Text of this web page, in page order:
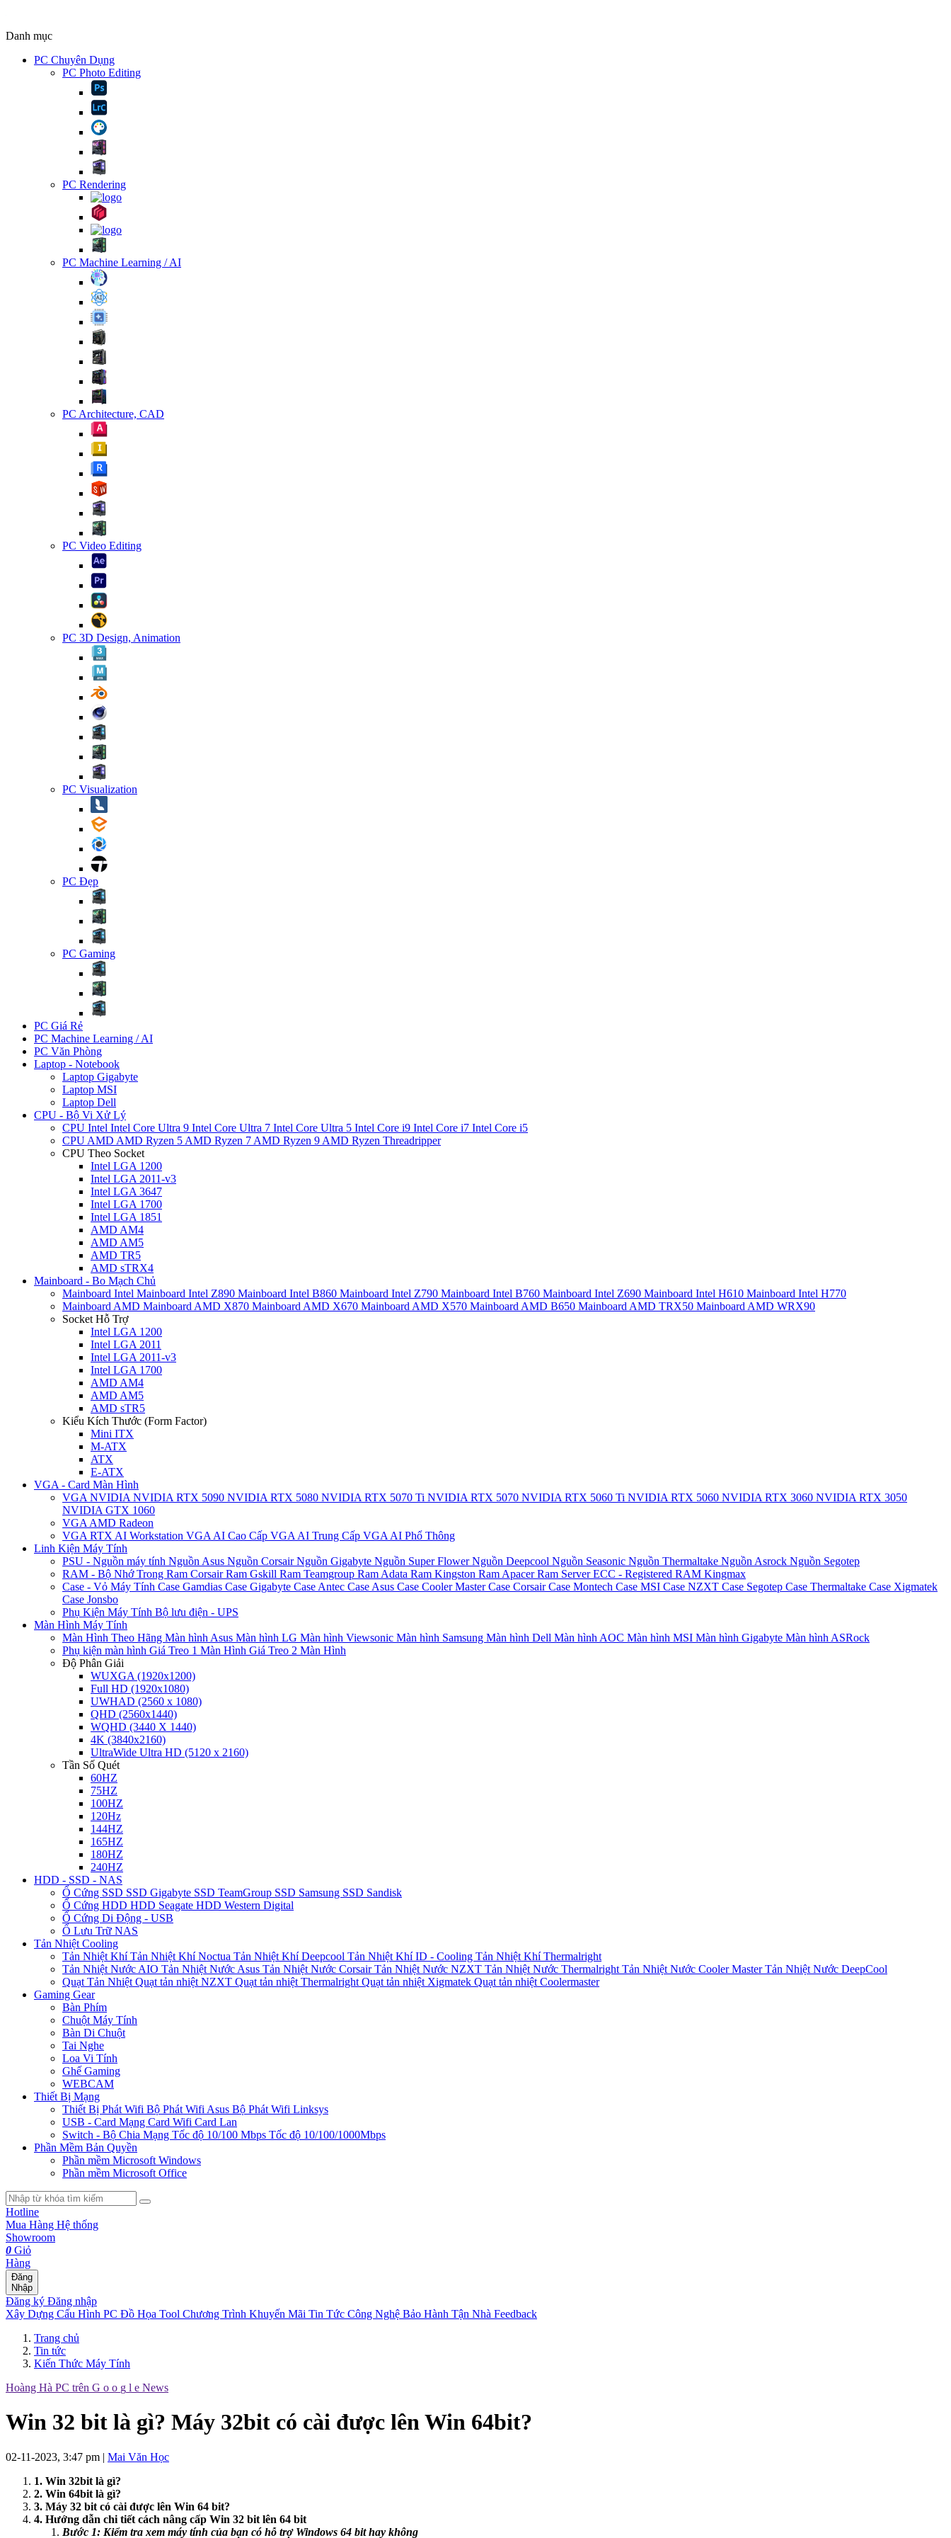
Danh mục
PC Chuyên Dụng
PC Photo Editing
PC Rendering
PC Machine Learning / AI
PC Architecture, CAD
PC Video Editing
PC 3D Design, Animation
PC Visualization
PC Đẹp
PC Gaming
PC Giá Rẻ
PC Machine Learning / AI
PC Văn Phòng
Laptop - Notebook
Laptop Gigabyte
Laptop MSI
Laptop Dell
CPU - Bộ Vi Xử Lý
CPU Intel Intel Core Ultra 9 Intel Core Ultra 7 Intel Core Ultra 5 Intel Core i9 Intel Core i7 Intel Core i5
CPU AMD AMD Ryzen 5 AMD Ryzen 7 AMD Ryzen 9 AMD Ryzen Threadripper
CPU Theo Socket
Intel LGA 1200
Intel LGA 2011-v3
Intel LGA 3647
Intel LGA 1700
Intel LGA 1851
AMD AM4
AMD AM5
AMD TR5
AMD sTRX4
Mainboard - Bo Mạch Chủ
Mainboard Intel Mainboard Intel Z890 Mainboard Intel B860 Mainboard Intel Z790 Mainboard Intel B760 Mainboard Intel Z690 Mainboard Intel H610 Mainboard Intel H770
Mainboard AMD Mainboard AMD X870 Mainboard AMD X670 Mainboard AMD X570 Mainboard AMD B650 Mainboard AMD TRX50 Mainboard AMD WRX90
Socket Hỗ Trợ
Intel LGA 1200
Intel LGA 2011
Intel LGA 2011-v3
Intel LGA 1700
AMD AM4
AMD AM5
AMD sTR5
Kiểu Kích Thước (Form Factor)
Mini ITX
M-ATX
ATX
E-ATX
VGA - Card Màn Hình
VGA NVIDIA NVIDIA RTX 5090 NVIDIA RTX 5080 NVIDIA RTX 5070 Ti NVIDIA RTX 5070 NVIDIA RTX 5060 Ti NVIDIA RTX 5060 NVIDIA RTX 3060 NVIDIA RTX 3050
NVIDIA GTX 1060
VGA AMD Radeon
VGA RTX AI Workstation VGA AI Cao Cấp VGA AI Trung Cấp VGA AI Phổ Thông
Linh Kiện Máy Tính
PSU - Nguồn máy tính Nguồn Asus Nguồn CorsairNguồn Gigabyte Nguồn Super FlowerNguồn Deepcool Nguồn Seasonic Nguồn Thermaltake Nguồn Asrock Nguồn Segotep
RAM - Bộ Nhớ Trong Ram CorsairRam Gskill Ram Teamgroup Ram Adata Ram Kingston Ram ApacerRam Server ECC - Registered RAM Kingmax
Case - Vỏ Máy Tính Case Gamdias Case Gigabyte Case Antec Case Asus Case Cooler MasterCase CorsairCase Montech Case MSI Case NZXT Case Segotep Case Thermaltake Case Xigmatek
Case Jonsbo
Phụ Kiện Máy Tính Bộ lưu điện - UPS
Màn Hình Máy Tính
Màn Hình Theo Hãng Màn hình Asus Màn hình LG Màn hình Viewsonic Màn hình Samsung Màn hình Dell Màn hình AOC Màn hình MSI Màn hình Gigabyte Màn hình ASRock
Phụ kiện màn hình Giá Treo 1 Màn Hình Giá Treo 2 Màn Hình
Độ Phân Giải
WUXGA (1920x1200)
Full HD (1920x1080)
UWHAD (2560 x 1080)
QHD (2560x1440)
WQHD (3440 X 1440)
4K (3840x2160)
UltraWide Ultra HD (5120 x 2160)
Tần Số Quét
60HZ
75HZ
100HZ
120Hz
144HZ
165HZ
180HZ
240HZ
HDD - SSD - NAS
Ổ Cứng SSD SSD Gigabyte SSD TeamGroup SSD Samsung SSD Sandisk
Ổ Cứng HDD HDD Seagate HDD Western Digital
Ổ Cứng Di Động - USB
Ổ Lưu Trữ NAS
Tản Nhiệt Cooling
Tản Nhiệt KhíTản Nhiệt Khí Noctua Tản Nhiệt Khí Deepcool Tản Nhiệt Khí ID - Cooling Tản Nhiệt Khí Thermalright
Tản Nhiệt Nước AIO Tản Nhiệt Nước Asus Tản Nhiệt Nước CorsairTản Nhiệt Nước NZXT Tản Nhiệt Nước Thermalright Tản Nhiệt Nước Cooler MasterTản Nhiệt Nước DeepCool
Quạt Tản Nhiệt Quạt tản nhiệt NZXT Quạt tản nhiệt Thermalright Quạt tản nhiệt Xigmatek Quạt tản nhiệt Coolermaster
Gaming Gear
Bàn Phím
Chuột Máy Tính
Bàn Di Chuột
Tai Nghe
Loa Vi Tính
Ghế Gaming
WEBCAM
Thiết Bị Mạng
Thiết Bị Phát Wifi Bộ Phát Wifi Asus Bộ Phát Wifi Linksys
USB - Card Mạng Card Wifi Card Lan
Switch - Bộ Chia Mạng Tốc độ 10/100 Mbps Tốc độ 10/100/1000Mbps
Phần Mềm Bản Quyền
Phần mềm Microsoft Windows
Phần mềm Microsoft Office
Hotline
Mua Hàng Hệ thống
Showroom
0 Giỏ
Hàng
Đăng
Nhập
Đăng ký Đăng nhập
Xây Dựng Cấu Hình PC Đồ Họa Tool Chương Trình Khuyến Mãi Tin Tức Công Nghệ Bảo Hành Tận Nhà Feedback
Trang chủ
Tin tức
Kiến Thức Máy Tính
Hoàng Hà PC trên G o o g l e News
Win 32 bit là gì? Máy 32bit có cài được lên Win 64bit?
02-11-2023, 3:47 pm | Mai Văn Học
1. Win 32bit là gì?
2. Win 64bit là gì?
3. Máy 32 bit có cài được lên Win 64 bit?
4. Hướng dẫn chi tiết cách nâng cấp Win 32 bit lên 64 bit
Bước 1: Kiểm tra xem máy tính của bạn có hỗ trợ Windows 64 bit hay không